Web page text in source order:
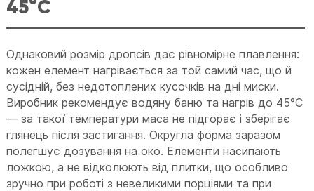
45°C
Однаковий розмір дропсів дає рівномірне плавлення:
кожен елемент нагрівається за той самий час, що й
сусідній, без недотоплених кусочків на дні миски.
Виробник рекомендує водяну баню та нагрів до 45°C
— за такої температури маса не підгорає і зберігає
глянець після застигання. Округла форма заразом
полегшує дозування на око. Елементи насипають
ложкою, а не відколюють від плитки, що особливо
зручно при роботі з невеликими порціями та при